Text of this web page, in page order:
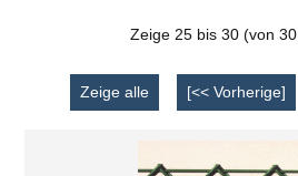
Zeige 25 bis30 (von30
Zeige alle [<< Vorherige]